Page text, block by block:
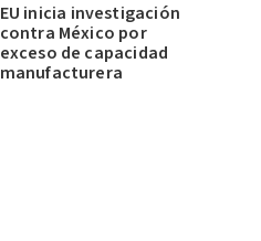
EU inicia investigación
contra México por
exceso de capacidad
manufacturera